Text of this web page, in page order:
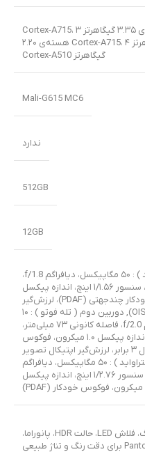
هشت‌هسته‌ای: ۱ هسته‌ی ۳.۳۵ گیگاهرتز Cortex-A715، ۳
هسته‌ی ۳.۲۰ گیگاهرتز Cortex-A715، ۴ هسته‌ی ۲.۲۰
گیگاهرتز Cortex-A510
Mali-G615 MC6
ندارد
512GB
12GB
دوربین اصلی اول ( واید ) : ۵۰ مگاپیکسل، دیافراگم f/1.8،
فاصله کانونی ۲۴ میلی‌متر، سنسور ۱/۱.۵۶ اینچ، اندازه پیکسل
۱.۰ میکرون، فوکوس خودکار چندجهتی (PDAF)، لرزش‌گیر
,
دوربین دوم ( تله فوتو ) : ۱۰
مگاپیکسل، دیافراگم f/2.0، فاصله کانونی ۷۳ میلی‌متر،
سنسور ۱/۳.۹۴ اینچ، اندازه پیکسل ۱.۰ میکرون، فوکوس
خودکار (PDAF)، زوم اپتیکال ۳ برابر، لرزش‌گیر اپتیکال تصویر
دوربین سوم ( اولتراواید ) : ۵۰ مگاپیکسل، دیافراگم
f/2.0، زاویه دید ۱۲۰ درجه، سنسور ۱/۲.۷۶ اینچ، اندازه پیکسل
سنسور طیف رنگ، فلاش LED، حالت HDR، پانوراما،
تاییدشده توسط Pantone برای دقت رنگ و تناژ طبیعی